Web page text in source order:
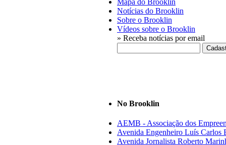
Notícias do Brooklin
Sobre o Brooklin
Vídeos sobre o Brooklin
» Receba notícias por email
No Brooklin
AEMB - Associação dos
Avenida Engenheiro Luís Carlos
Avenida Jornalista Roberto